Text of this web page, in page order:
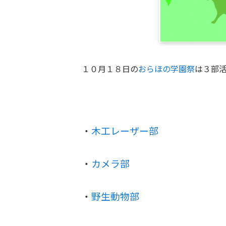
１０月１８日のおらほの学園祭は３部
・ 木工レーザー部
・ カメラ部
・ 野生動物部